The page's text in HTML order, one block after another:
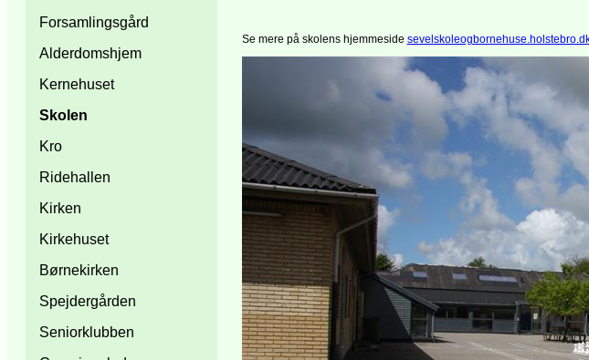
Forsamlingsgård
Alderdomshjem
Kernehuset
Skolen
Kro
Ridehallen
Kirken
Kirkehuset
Børnekirken
Spejdergården
Seniorklubben
Se mere på skolens hjemmeside